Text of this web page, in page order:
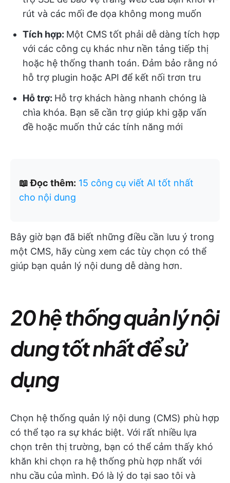
rút và các mối đe dọa không mong muốn
Tích hợp: Một CMS tốt phải dễ dàng tích hợp
với các công cụ khác như nền tảng tiếp thị
hoặc hệ thống thanh toán. Đảm bảo rằng nó
hỗ trợ plugin hoặc API để kết nối trơn tru
Hỗ trợ: Hỗ trợ khách hàng nhanh chóng là
chìa khóa. Bạn sẽ cần trợ giúp khi gặp vấn
đề hoặc muốn thử các tính năng mới
📖 Đọc thêm: 15 công cụ viết AI tốt nhất
cho nội dung
Bây giờ bạn đã biết những điều cần lưu ý trong
một CMS, hãy cùng xem các tùy chọn có thể
giúp bạn quản lý nội dung dễ dàng hơn.
20 hệ thống quản lý nội
dung tốt nhất để sử
dụng
Chọn hệ thống quản lý nội dung (CMS) phù hợp
có thể tạo ra sự khác biệt. Với rất nhiều lựa
chọn trên thị trường, bạn có thể cảm thấy khó
khăn khi chọn ra hệ thống phù hợp nhất với
nhu cầu của mình. Đó là lý do tại sao tôi và